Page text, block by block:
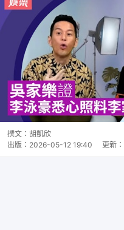
撰文： 胡凱欣
出版： 2026-05-12 19:40 更新：